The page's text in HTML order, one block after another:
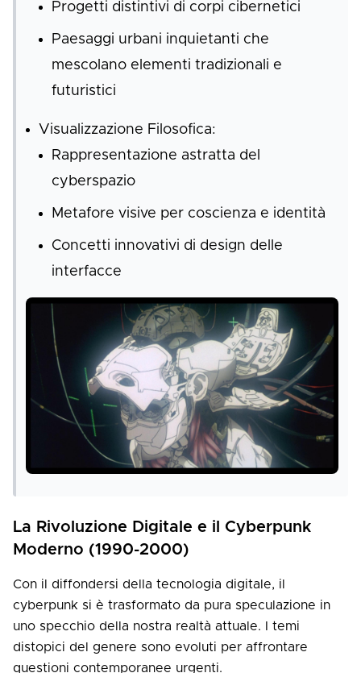
Progetti distintivi di corpi cibernetici
Paesaggi urbani inquietanti che
mescolano elementi tradizionali e
futuristici
Visualizzazione Filosofica:
Rappresentazione astratta del
cyberspazio
Metafore visive per coscienza e identità
Concetti innovativi di design delle
interfacce
La Rivoluzione Digitale e il Cyberpunk
Moderno (1990-2000)
Con il diffondersi della tecnologia digitale, il
cyberpunk si è trasformato da pura speculazione in
uno specchio della nostra realtà attuale. I temi
distopici del genere sono evoluti per affrontare
questioni contemporanee urgenti.